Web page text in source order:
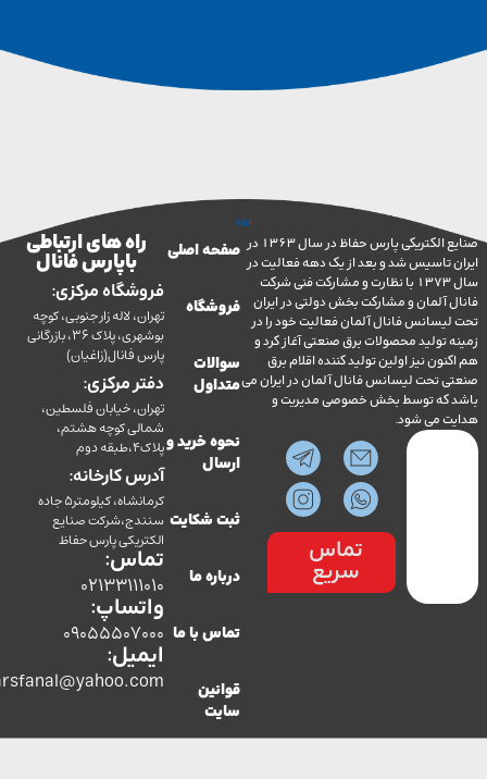
صنایع الکتریکی پارس حفاظ در سال 1363 در
شد و بعد از یک دهه فعالیت در
سال 1373 با نظارت و مشارکت فنی شرکت
و مشارکت بخش دولتی در ایران
فانال آلمان فعالیت خود را در
محصولات برق صنعتی آغاز کرد و
نیز اولین تولید کننده اقلام برق
لیسانس فانال آلمان در ایران می
توسط بخش خصوصی مدیریت و
می شود.
تماس
سریع
صفحه اصلی
فروشگاه
سوالات
متداول
نحوه خرید و
ثبت شکایت
درباره ما
تماس با ما
قوانین
راه های ارتباطی
با پارس فانال
فروشگاه مرکزی:
تهران، لاله زار جنوبی، کوچه
بوشهری، پلاک 36، بازرگانی
پارس فانال(زاغیان)
دفتر مرکزی:
تهران، خیابان فلسطین،
شمالی کوچه هشتم،
پلاک4،طبقه دوم
آدرس کارخانه:
کرمانشاه، کیلومتر5 جاده
سنندج،شرکت صنایع
الکتریکی پارس حفاظ
تماس:
02133111010
واتساپ:
09055507000
ایمیل:
co.parsfanal@yahoo.com